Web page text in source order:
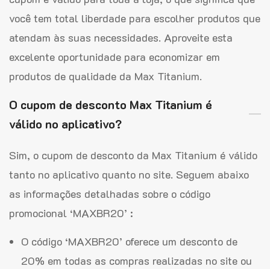
você tem total liberdade para escolher produtos que
atendam às suas necessidades. Aproveite esta
excelente oportunidade para economizar em
produtos de qualidade da Max Titanium.
O cupom de desconto Max Titanium é
válido no aplicativo?
Sim, o cupom de desconto da Max Titanium é válido
tanto no aplicativo quanto no site. Seguem abaixo
as informações detalhadas sobre o código
promocional ‘MAXBR20’ :
O código ‘MAXBR20’ oferece um desconto de
20% em todas as compras realizadas no site ou